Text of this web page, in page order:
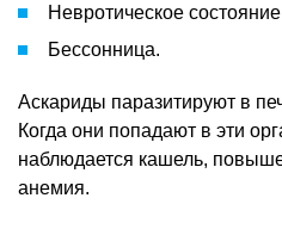
Невротическое
Бессонница.
Аскариды паразитируют в
Когда они попадают в эти
наблюдается кашель,
анемия.